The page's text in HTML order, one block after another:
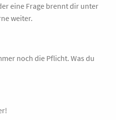
eine Frage brennt dir unter
weiter.
noch die Pflicht. Was du